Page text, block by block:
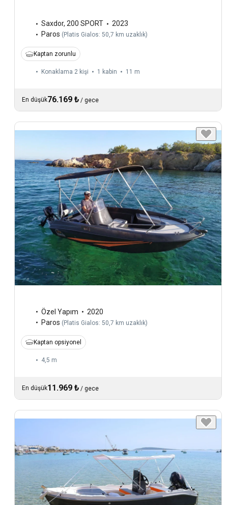
Saxdor, 200 SPORT
2023
Paros ( Platis Gialos: 50,7 km uzaklık)
Kaptan zorunlu
Konaklama 2 kişi 1 kabin 11 m
En düşük76.169 ₺ / gece
Özel Yapım
2020
Paros ( Platis Gialos: 50,7 km uzaklık)
Kaptan opsiyonel
4,5 m
En düşük11.969 ₺ / gece